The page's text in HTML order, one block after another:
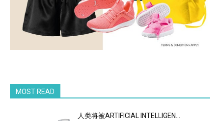
MOST READ
人类将被ARTIFICIAL INTELLIGEN...